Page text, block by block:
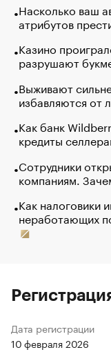
Насколько ваш
атрибутов
Казино
разрушают
Выживают
избавляются от
Как банк
кредиты
Сотрудники
компаниям.
Как налоговики
неработающих
Дата регистрации
10 февраля 2026